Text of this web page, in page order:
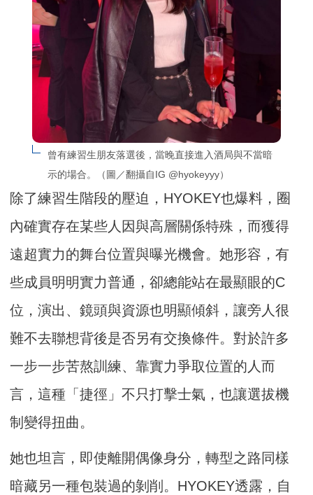
曾有練習生朋友落選後，當晚直接進入酒局與不當暗
示的場合。（圖／翻攝自IG @hyokeyyy）
除了練習生階段的壓迫，HYOKEY也爆料，圈
內確實存在某些人因與高層關係特殊，而獲得
遠超實力的舞台位置與曝光機會。她形容，有
些成員明明實力普通，卻總能站在最顯眼的C
位，演出、鏡頭與資源也明顯傾斜，讓旁人很
難不去聯想背後是否另有交換條件。對於許多
一步一步苦熬訓練、靠實力爭取位置的人而
言，這種「捷徑」不只打擊士氣，也讓選拔機
制變得扭曲。
她也坦言，即使離開偶像身分，轉型之路同樣
暗藏另一種包裝過的剝削。HYOKEY透露，自